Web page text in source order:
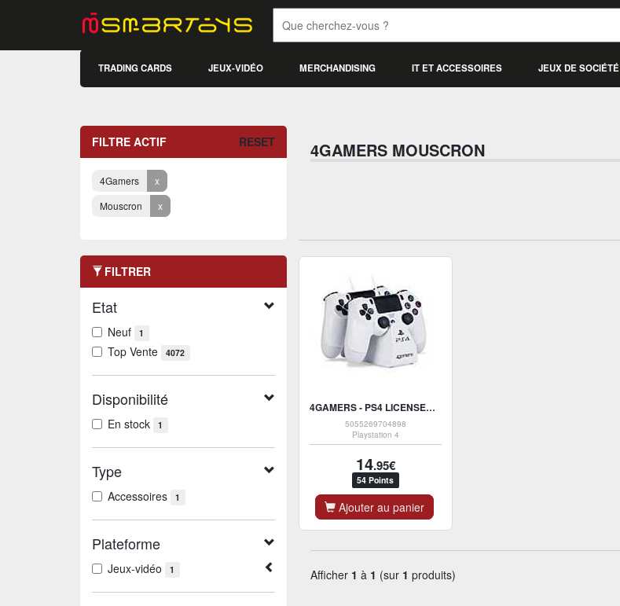
TRADING CARDS JEUX-VIDÉO MERCHANDISING IT ET ACCESSOIRES JEUX DE SOCIÉTÉ
FILTRE ACTIF RESET
4Gamers
x
Mouscron
x
FILTRER
Etat
Neuf 1
Top Vente 4072
Disponibilité
En stock 1
Type
Accessoires 1
Plateforme
Jeux-vidéo 1
4GAMERS MOUSCRON
4GAMERS - PS4 LICENSED TWIN PLAY AND CHARGE CABLES WITH DESKTOP
5055269704898
Playstation 4
14.95€
54 Points
Ajouter au panier
Afficher 1 à 1 (sur 1 produits)